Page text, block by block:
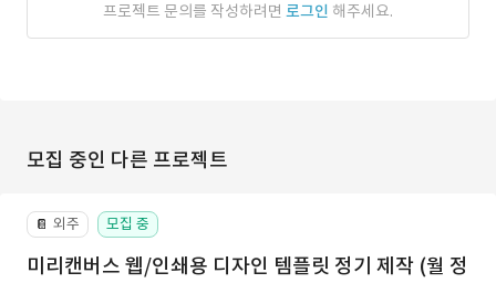
프로젝트 문의를 작성하려면 로그인 해주세요.
모집 중인 다른 프로젝트
📔 외주 모집 중
미리캔버스 웹/인쇄용 디자인 템플릿 정기 제작 (월 정